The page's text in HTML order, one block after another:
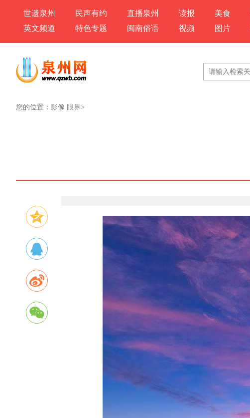
世遗泉州 民声有约 直播泉州 读报 美食
英文频道
特色专题 闽南俗语 视频 图片
您的位置： 影像 眼界>